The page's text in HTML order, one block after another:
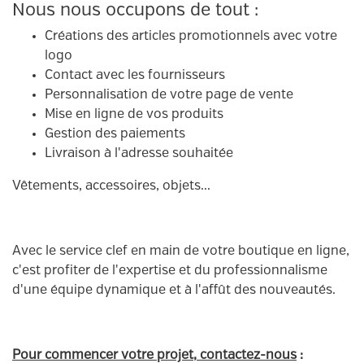
Nous nous occupons de tout :
Créations des articles promotionnels avec votre
logo
Contact avec les fournisseurs
Personnalisation de votre page de vente
Mise en ligne de vos produits
Gestion des paiements
Livraison à l'adresse souhaitée
Vêtements, accessoires, objets...
Avec le service clef en main de votre boutique en ligne,
c'est profiter de l'expertise et du professionnalisme
d'une équipe dynamique et à l'affût des nouveautés.
Pour commencer votre projet, contactez-nous :